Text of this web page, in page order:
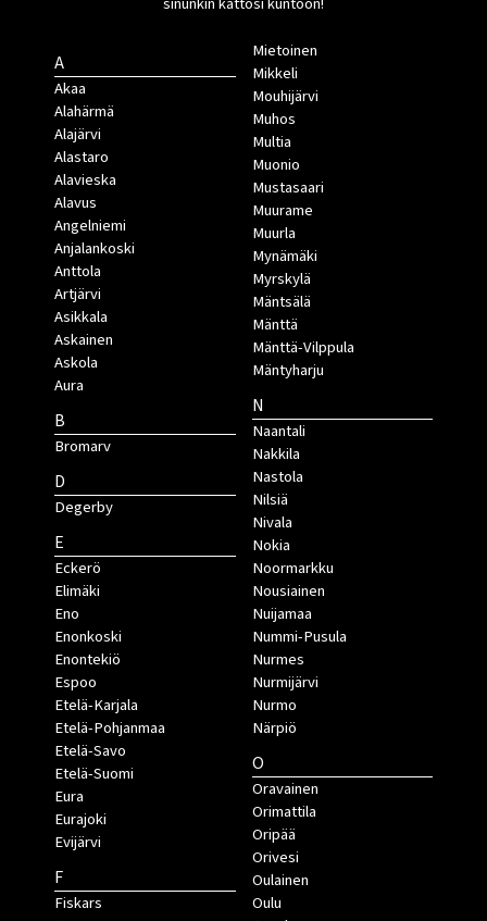
A
Akaa
Alahärmä
Alajärvi
Alastaro
Alavieska
Alavus
Angelniemi
Anjalankoski
Anttola
Artjärvi
Asikkala
Askainen
Askola
Aura
B
Bromarv
D
Degerby
E
Eckerö
Elimäki
Eno
Enonkoski
Enontekiö
Espoo
Etelä-Karjala
Etelä-Pohjanmaa
Etelä-Savo
Etelä-Suomi
Eura
Eurajoki
Evijärvi
F
Fiskars
Mietoinen
Mikkeli
Mouhijärvi
Muhos
Multia
Muonio
Mustasaari
Muurame
Muurla
Mynämäki
Myrskylä
Mäntsälä
Mänttä
Mänttä-Vilppula
Mäntyharju
N
Naantali
Nakkila
Nastola
Nilsiä
Nivala
Nokia
Noormarkku
Nousiainen
Nuijamaa
Nummi-Pusula
Nurmes
Nurmijärvi
Nurmo
Närpiö
O
Oravainen
Orimattila
Oripää
Orivesi
Oulainen
Oulu